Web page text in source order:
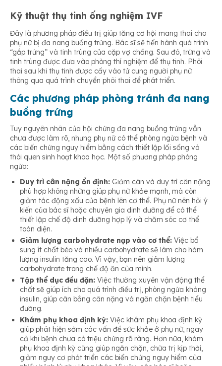
Kỹ thuật thụ tinh ống nghiệm IVF
Đây là phương pháp điều trị giúp tăng cơ hội mang thai cho
phụ nữ bị đa nang buồng trứng. Bác sĩ sẽ tiến hành quá trình
“gắp trứng” và tinh trùng của cặp vợ chồng. Sau đó, trứng và
tinh trùng được đưa vào phòng thí nghiệm để thụ tinh. Phôi
thai sau khi thụ tinh được cấy vào tử cung người phụ nữ
thông qua quá trình chuyển phôi thai để phát triển.
Các phương pháp phòng tránh đa nang
buồng trứng
Tuy nguyên nhân của hội chứng đa nang buồng trứng vẫn
chưa được làm rõ, nhưng phụ nữ có thể phòng ngừa bệnh và
các biến chứng nguy hiểm bằng cách thiết lập lối sống và
thói quen sinh hoạt khoa học. Một số phương pháp phòng
ngừa:
Duy trì cân nặng ổn định: Giảm cân và duy trì cân nặng
phù hợp không những giúp phụ nữ khỏe mạnh, mà còn
giảm tác động xấu của bệnh lên cơ thể. Phụ nữ nên hỏi ý
kiến của bác sĩ hoặc chuyên gia dinh dưỡng để có thể
thiết lập chế độ dinh dưỡng hợp lý và chăm sóc cơ thể
toàn diện.
Giảm lượng carbohydrate nạp vào cơ thể: Việc bổ
sung ít chất béo và nhiều carbohydrate sẽ làm cho hàm
lượng insulin tăng cao. Vì vậy, bạn nên giảm lượng
carbohydrate trong chế độ ăn của mình.
Tập thể dục đều đặn: Việc thường xuyên vận động thể
chất sẽ giúp ích cho quá trình điều trị, phòng ngừa kháng
insulin, giúp cân bằng cân nặng và ngăn chặn bệnh tiểu
đường.
Khám phụ khoa định kỳ: Việc khám phụ khoa định kỳ
giúp phát hiện sớm các vấn đề sức khỏe ở phụ nữ, ngay
cả khi bệnh chưa có triệu chứng rõ ràng. Hơn nữa, khám
phụ khoa định kỳ cũng giúp ngăn chặn, chữa trị kịp thời,
giảm nguy cơ phát triển các biến chứng nguy hiểm của